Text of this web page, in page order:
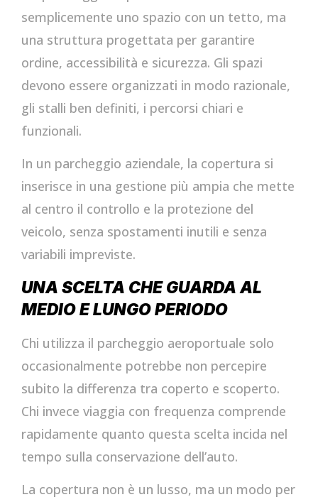
semplicemente uno spazio con un tetto, ma
una struttura progettata per garantire
ordine, accessibilità e sicurezza. Gli spazi
devono essere organizzati in modo razionale,
gli stalli ben definiti, i percorsi chiari e
funzionali.
In un parcheggio aziendale, la copertura si
inserisce in una gestione più ampia che mette
al centro il controllo e la protezione del
veicolo, senza spostamenti inutili e senza
variabili impreviste.
UNA SCELTA CHE GUARDA AL
MEDIO E LUNGO PERIODO
Chi utilizza il parcheggio aeroportuale solo
occasionalmente potrebbe non percepire
subito la differenza tra coperto e scoperto.
Chi invece viaggia con frequenza comprende
rapidamente quanto questa scelta incida nel
tempo sulla conservazione dell’auto.
La copertura non è un lusso, ma un modo per